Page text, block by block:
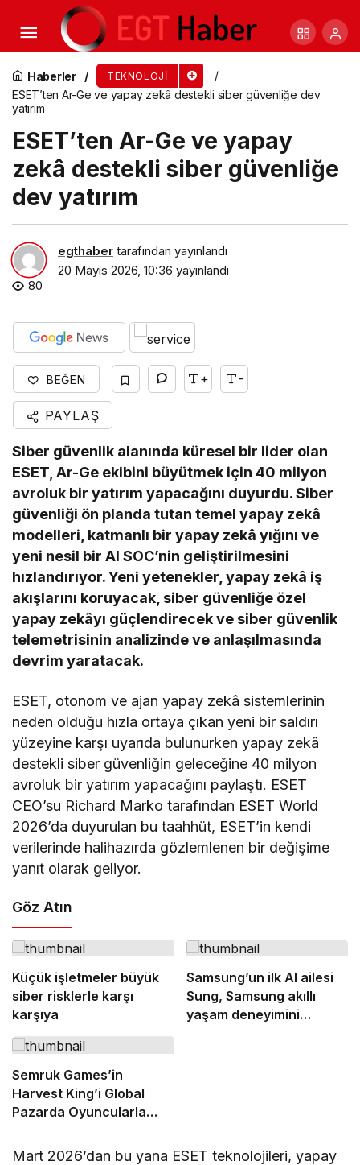
Haberler TEKNOLOJI
ESET’ten Ar-Ge ve yapay zekâ destekli siber güvenliğe dev
yatırım
ESET’ten Ar-Ge ve yapay
zekâ destekli siber güvenliğe
dev yatırım
egthaber tarafından yayınlandı
20 Mayıs 2026, 10:36 yayınlandı
80
BEĞEN + -
PAYLAŞ
Siber güvenlik alanında küresel bir lider olan
ESET, Ar-Ge ekibini büyütmek için 40 milyon
avroluk bir yatırım yapacağını duyurdu. Siber
güvenliği ön planda tutan temel yapay zekâ
modelleri, katmanlı bir yapay zekâ yığını ve
yeni nesil bir AI SOC’nin geliştirilmesini
hızlandırıyor. Yeni yetenekler, yapay zekâ iş
akışlarını koruyacak, siber güvenliğe özel
yapay zekâyı güçlendirecek ve siber güvenlik
telemetrisinin analizinde ve anlaşılmasında
devrim yaratacak.
ESET, otonom ve ajan yapay zekâ sistemlerinin
neden olduğu hızla ortaya çıkan yeni bir saldırı
yüzeyine karşı uyarıda bulunurken yapay zekâ
destekli siber güvenliğin geleceğine 40 milyon
avroluk bir yatırım yapacağını paylaştı. ESET
CEO’su Richard Marko tarafından ESET World
2026’da duyurulan bu taahhüt, ESET’in kendi
verilerinde halihazırda gözlemlenen bir değişime
yanıt olarak geliyor.
Göz Atın
Küçük işletmeler büyük
siber risklerle karşı
karşıya
Samsung’un ilk AI ailesi
Sung, Samsung akıllı
yaşam deneyimini
Semruk Games’in
Harvest King’i Global
Pazarda Oyuncularla
Mart 2026’dan bu yana ESET teknolojileri, yapay
SAS Customer Intelligence 360, Genişletilmiş
Ajan Tabanlı Yapay Zeka Yeteneklerini Tanıttı